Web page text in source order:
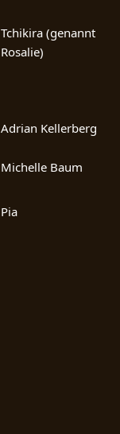
Tchikira (genannt
Rosalie)
Adrian Kellerberg
Michelle Baum
Pia